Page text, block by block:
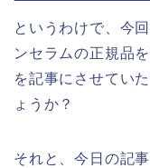
というわけで、今
ンセラムの正規品
を記事にさせてい
ょうか？
それと、今日の記事